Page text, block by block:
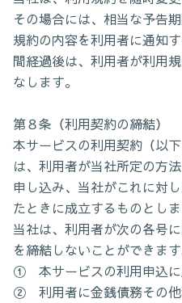
その場合には、相当な予告
規約の内容を利用者に通知
間経過後は、利用者が利用
なします。
第８条（利用契約の締結）
本サービスの利用契約（以
は、利用者が当社所定の方
申し込み、当社がこれに対
たときに成立するものとしま
当社は、利用者が次の各号
を締結しないことができます
① 本サービスの利用申込に
② 利用者に金銭債務その他